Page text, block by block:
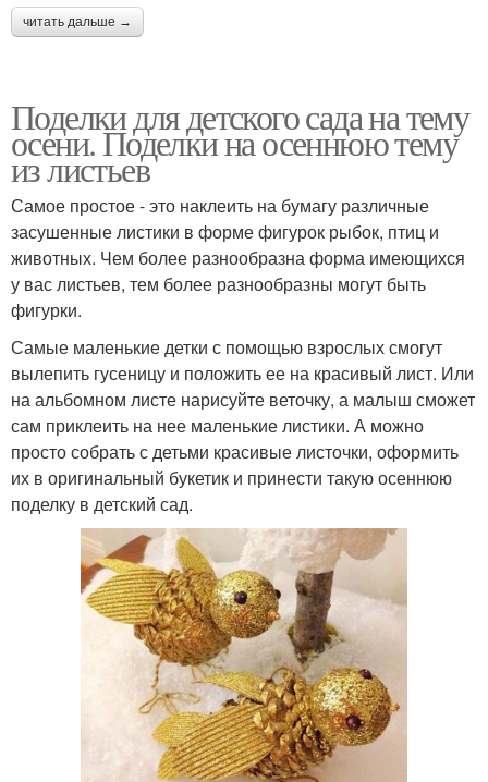
читать дальше →
Поделки для детского сада на тему
осени. Поделки на осеннюю тему
из листьев
Самое простое - это наклеить на бумагу различные
засушенные листики в форме фигурок рыбок, птиц и
животных. Чем более разнообразна форма имеющихся
у вас листьев, тем более разнообразны могут быть
фигурки.
Самые маленькие детки с помощью взрослых смогут
вылепить гусеницу и положить ее на красивый лист. Или
на альбомном листе нарисуйте веточку, а малыш сможет
сам приклеить на нее маленькие листики. А можно
просто собрать с детьми красивые листочки, оформить
их в оригинальный букетик и принести такую осеннюю
поделку в детский сад.